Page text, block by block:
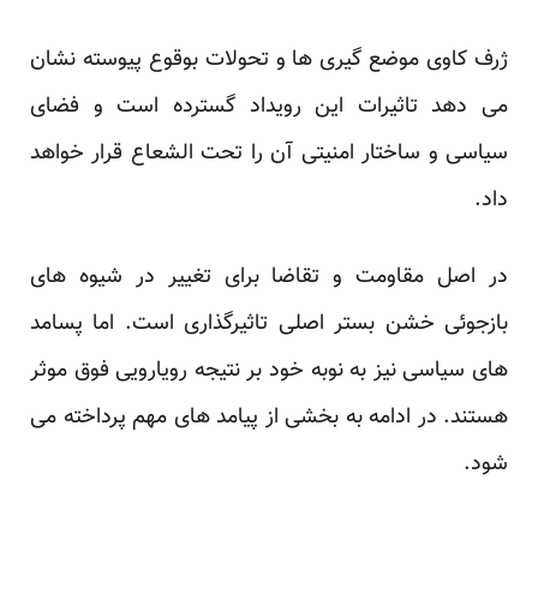
ژرف کاوی موضع گیری ها و تحولات بوقوع پیوسته نشان
می دهد تاثیرات این رویداد گسترده است و فضای
سیاسی و ساختار امنیتی آن را تحت الشعاع قرار خواهد
داد.
در اصل مقاومت و تقاضا برای تغییر در شیوه های
بازجوئی خشن بستر اصلی تاثیرگذاری است. اما پسامد
های سیاسی نیز به نوبه خود بر نتیجه رویارویی فوق موثر
هستند. در ادامه به بخشی از پیامد های مهم پرداخته می
شود.